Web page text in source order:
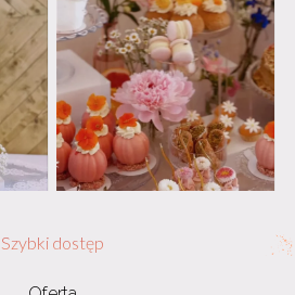
Szybki dostęp